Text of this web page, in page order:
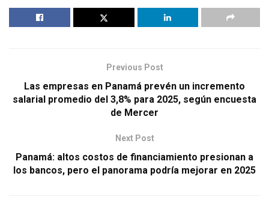
Previous Post
Las empresas en Panamá prevén un incremento
salarial promedio del 3,8% para 2025, según encuesta
de Mercer
Next Post
Panamá: altos costos de financiamiento presionan a
los bancos, pero el panorama podría mejorar en 2025